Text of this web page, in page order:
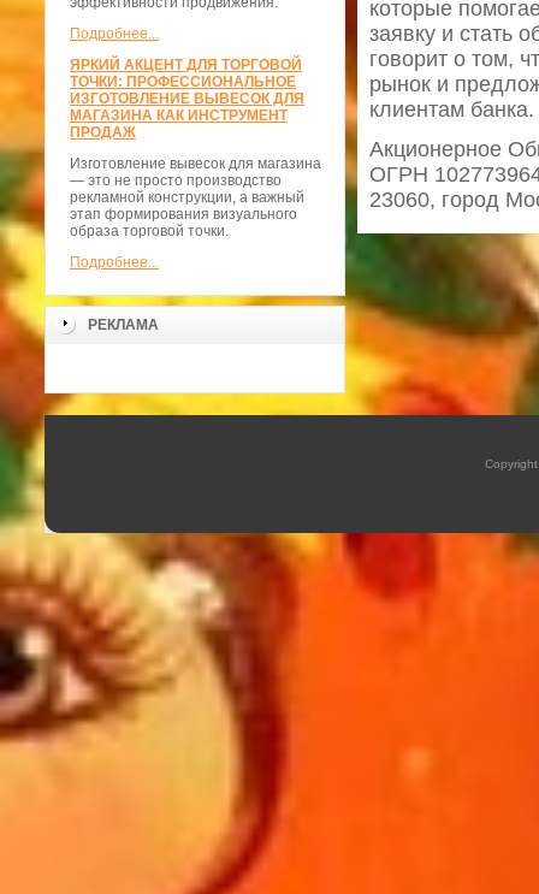
Подробнее...
ЯРКИЙ АКЦЕНТ ДЛЯ ТОРГОВОЙ
ТОЧКИ: ПРОФЕССИОНАЛЬНОЕ
ИЗГОТОВЛЕНИЕ ВЫВЕСОК ДЛЯ
МАГАЗИНА КАК ИНСТРУМЕНТ
ПРОДАЖ
Изготовление вывесок для магазина
— это не просто производство
рекламной конструкции, а важный
этап формирования визуального
образа торговой точки.
Подробнее...
РЕКЛАМА
которые
заявку и стать
говорит о том,
рынок и
клиентам банка.
Акционерное
ОГРН
23060, город